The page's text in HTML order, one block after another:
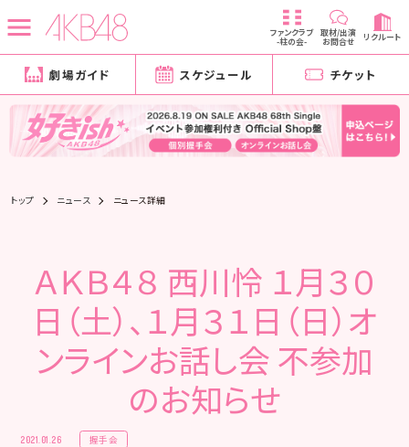
ファンクラブ
-柱の会-
取材/出演
お問合せ リクルート
劇場ガイド スケジュール チケット
トップ ニュース ニュース詳細
ＡＫＢ４８ 西川怜 １月３０
日（土）、１月３１日（日）オ
ンラインお話し会 不参加
のお知らせ
2021.01.26 握手会